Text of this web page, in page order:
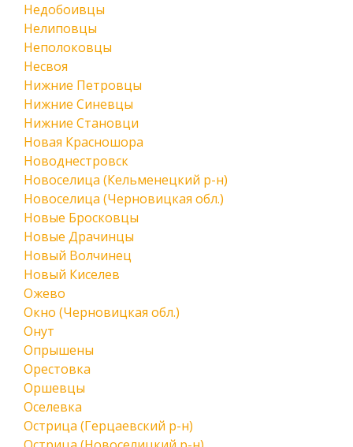
Недобоивцы
Нелиповцы
Неполоковцы
Несвоя
Нижние Петровцы
Нижние Синевцы
Нижние Становци
Новая Красношора
Новоднестровск
Новоселица (Кельменецкий р-н)
Новоселица (Черновицкая обл.)
Новые Бросковцы
Новые Драчинцы
Новый Волчинец
Новый Киселев
Ожево
Окно (Черновицкая обл.)
Онут
Опрышены
Орестовка
Оршевцы
Оселевка
Острица (Герцаевский р-н)